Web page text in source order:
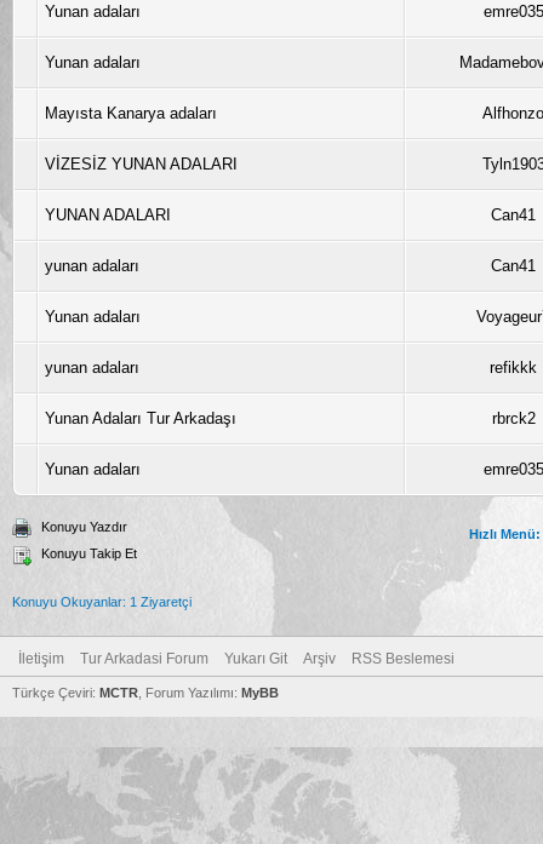
Yunan adaları emre035
Yunan adaları
Mayısta Kanarya adaları Alfhonzo
VİZESİZ YUNAN ADALARI
YUNAN ADALARI Can41
yunan adaları Can41
Yunan adaları
yunan adaları refikkk
Yunan Adaları Tur Arkadaşı rbrck2
Yunan adaları emre035
Konuyu Yazdır
Konuyu Takip Et
Hızlı Menü:
Konuyu Okuyanlar: 1 Ziyaretçi
İletişim Tur Arkadasi Forum Yukarı Git Arşiv RSS Beslemesi
Türkçe Çeviri: MCTR , Forum Yazılımı: MyBB